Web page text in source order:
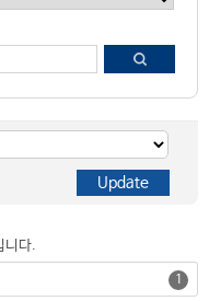
니다.
1